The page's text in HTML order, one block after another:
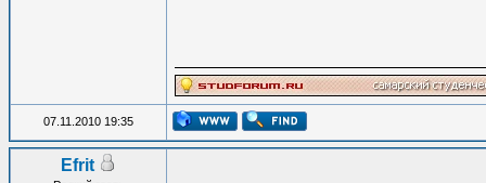
07.11.2010 19:35
Efrit